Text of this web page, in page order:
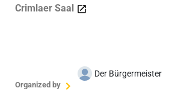
Crimlaer Saal
Organized by
Der Bürgermeister